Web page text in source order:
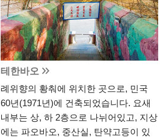
테한바오
례위향의 황춰에 위치한 곳으로, 민국
60년(1971년)에 건축되었습니다. 요새
내부는 상, 하 2층으로 나뉘어있고, 지상
에는 파오바오, 중산실, 탄약고등이 있